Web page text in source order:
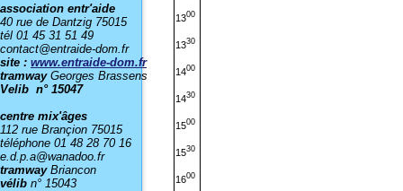
1300
1330
1400
1430
1500
1530
1600
association entr'aide
40 rue de Dantzig 75015
tél 01 45 31 51 49
contact@entraide-dom.fr
site : www.entraide-dom.fr
tramway Georges Brassens
Velib n° 15047
centre mix'âges
112 rue Brançion 75015
téléphone 01 48 28 70 16
e.d.p.a@wanadoo.fr
tramwayBriancon
vélib n° 15043